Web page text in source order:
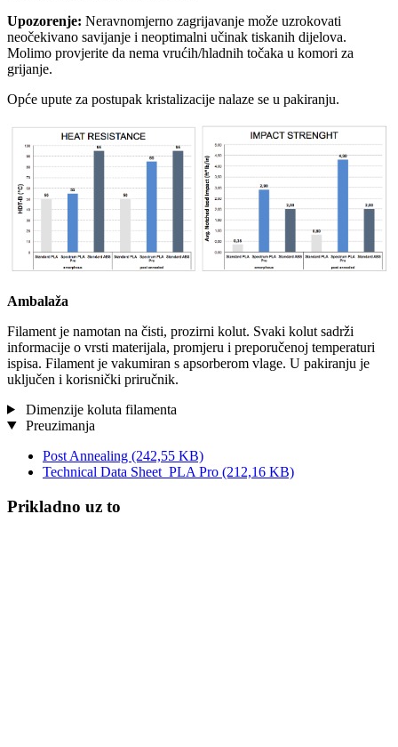
Upozorenje: Neravnomjerno zagrijavanje može uzrokovati
neočekivano savijanje i neoptimalni učinak tiskanih dijelova.
Molimo provjerite da nema vrućih/hladnih točaka u komori za
grijanje.
Opće upute za postupak kristalizacije nalaze se u pakiranju.
Ambalaža
Filament je namotan na čisti, prozirni kolut. Svaki kolut sadrži
informacije o vrsti materijala, promjeru i preporučenoj temperaturi
ispisa. Filament je vakumiran s apsorberom vlage. U pakiranju je
uključen i korisnički priručnik.
Dimenzije koluta filamenta
Preuzimanja
Post Annealing (242,55 KB)
Technical Data Sheet_PLA Pro (212,16 KB)
Prikladno uz to